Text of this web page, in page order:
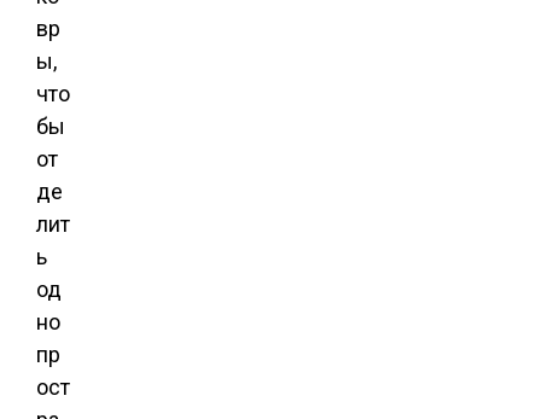
вр
ы,
что
бы
от
де
лит
ь
од
но
пр
ост